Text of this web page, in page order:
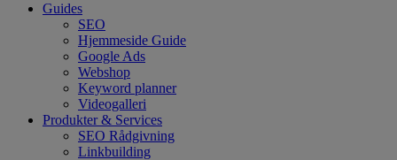
Guides
SEO
Hjemmeside Guide
Google Ads
Webshop
Keyword planner
Videogalleri
Produkter & Services
SEO Rådgivning
Linkbuilding